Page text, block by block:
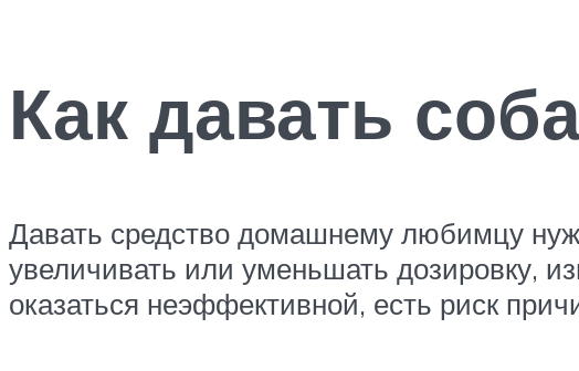
Как давать
Давать средство домашнему любимцу
увеличивать или уменьшать дозировку,
оказаться неэффективной, есть риск